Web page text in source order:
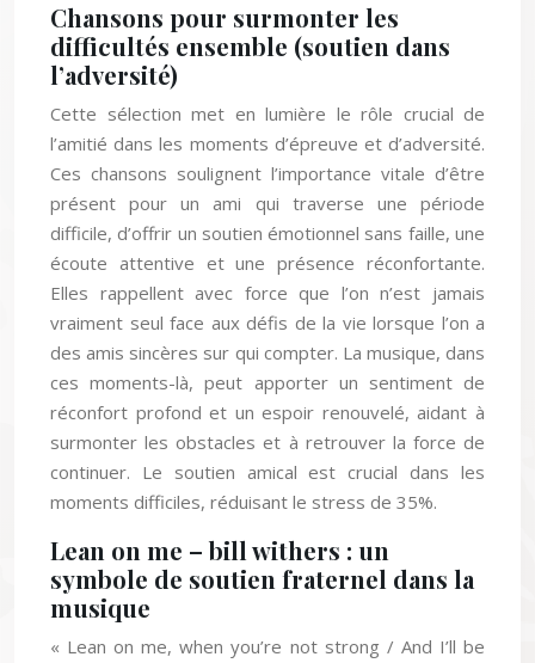
Chansons pour surmonter les
difficultés ensemble (soutien dans
l’adversité)
Cette sélection met en lumière le rôle crucial de
l’amitié dans les moments d’épreuve et d’adversité.
Ces chansons soulignent l’importance vitale d’être
présent pour un ami qui traverse une période
difficile, d’offrir un soutien émotionnel sans faille, une
écoute attentive et une présence réconfortante.
Elles rappellent avec force que l’on n’est jamais
vraiment seul face aux défis de la vie lorsque l’on a
des amis sincères sur qui compter. La musique, dans
ces moments-là, peut apporter un sentiment de
réconfort profond et un espoir renouvelé, aidant à
surmonter les obstacles et à retrouver la force de
continuer. Le soutien amical est crucial dans les
moments difficiles, réduisant le stress de 35%.
Lean on me – bill withers : un
symbole de soutien fraternel dans la
musique
« Lean on me, when you’re not strong / And I’ll be